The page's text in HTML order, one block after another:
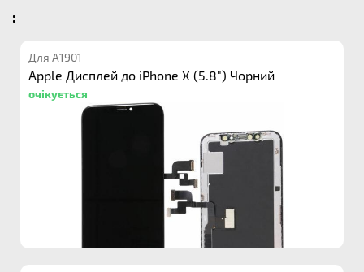
:
Для A1901
Apple Дисплей до iPhone X (5.8") Чорний
очікується